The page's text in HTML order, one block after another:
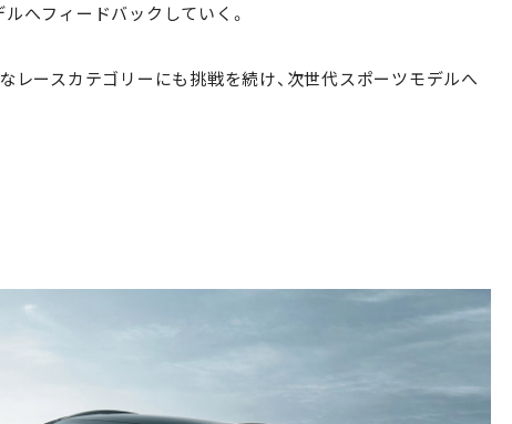
へフィードバックしていく。
レースカテゴリーにも挑戦を続け、次世代スポーツモデルへ